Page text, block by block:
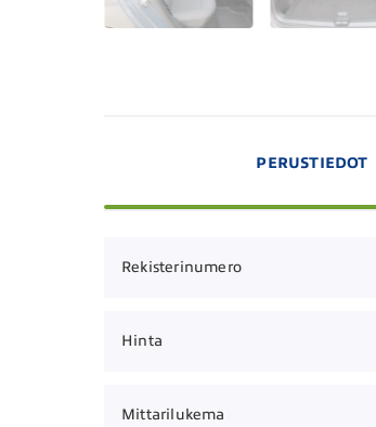
PERUSTIEDOT
Rekisterinumero
Hinta
Mittarilukema